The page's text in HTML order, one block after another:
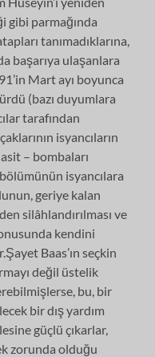
gibi parmağında
tanımadıklarına,
başarıya ulaşanlara
Mart ayı boyunca
(bazı duyumlara
tarafından
isyancıların
– bombaları
isyancılara
geriye kalan
silâhlandırılması ve
kendini
Baas’ın seçkin
değil üstelik
bu, bir
bir dış yardım
güçlü çıkarlar,
zorunda olduğu